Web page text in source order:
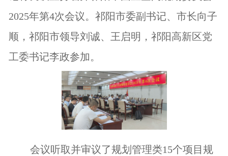
2025年第4次会议。祁阳市委副书记、市长向子
顺，祁阳市领导刘诚、王启明，祁阳高新区党
工委书记李政参加。
会议听取并审议了规划管理类15个项目规